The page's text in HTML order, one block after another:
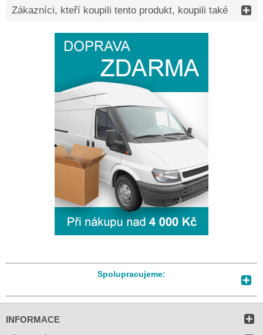
Zákazníci, kteří koupili tento produkt, koupili také
Spolupracujeme:
INFORMACE